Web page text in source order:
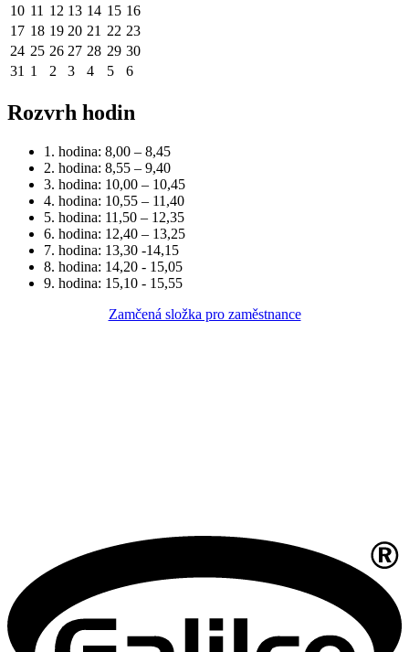
10 11 12 13 14 15 16
17 18 19 20 21 22 23
24 25 26 27 28 29 30
31 1 2 3 4 5 6
Rozvrh hodin
1. hodina: 8,00 – 8,45
2. hodina: 8,55 – 9,40
3. hodina: 10,00 – 10,45
4. hodina: 10,55 – 11,40
5. hodina: 11,50 – 12,35
6. hodina: 12,40 – 13,25
7. hodina: 13,30 -14,15
8. hodina: 14,20 - 15,05
9. hodina: 15,10 - 15,55
Zamčená složka pro zaměstnance